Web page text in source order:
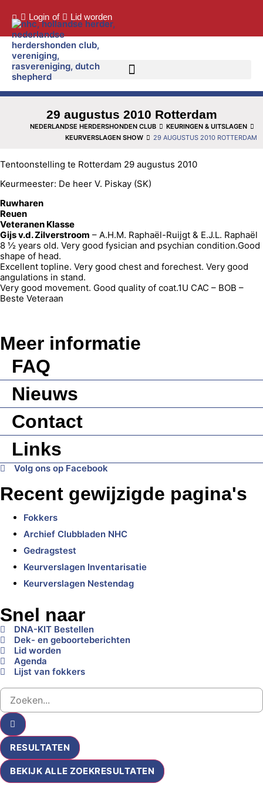
Login of Lid worden
29 augustus 2010 Rotterdam
NEDERLANDSE HERDERSHONDEN CLUB
KEURINGEN & UITSLAGEN
KEURVERSLAGEN SHOW
29 AUGUSTUS 2010 ROTTERDAM
Tentoonstelling te Rotterdam 29 augustus 2010
Keurmeester: De heer V. Piskay (SK)
Ruwharen
Reuen
Veteranen Klasse
Gijs v.d. Zilverstroom – A.H.M. Raphaël-Ruijgt & E.J.L. Raphaël
8 ½ years old. Very good fysician and psychian condition.Good
shape of head.
Excellent topline. Very good chest and forechest. Very good
angulations in stand.
Very good movement. Good quality of coat.1U CAC – BOB –
Beste Veteraan
Meer informatie
FAQ
Nieuws
Contact
Links
Volg ons op Facebook
Recent gewijzigde pagina's
Fokkers
Archief Clubbladen NHC
Gedragstest
Keurverslagen Inventarisatie
Keurverslagen Nestendag
Snel naar
DNA-KIT Bestellen
Dek- en geboorteberichten
Lid worden
Agenda
Lijst van fokkers
RESULTATEN
BEKIJK ALLE ZOEKRESULTATEN